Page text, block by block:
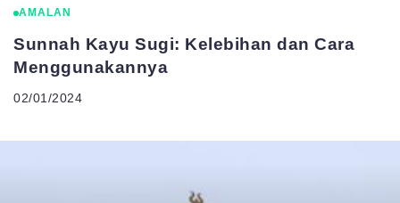
AMALAN
Sunnah Kayu Sugi: Kelebihan dan Cara
Menggunakannya
02/01/2024